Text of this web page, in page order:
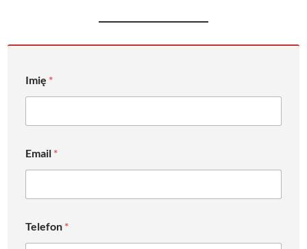
Imię *
Email *
Telefon *